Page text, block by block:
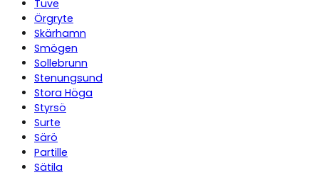
Tuve
Örgryte
Skärhamn
Smögen
Sollebrunn
Stenungsund
Stora Höga
Styrsö
Surte
Särö
Partille
Sätila